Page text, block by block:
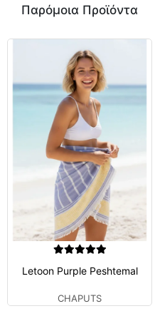
Παρόμοια Προϊόντα
Letoon Purple Peshtemal
CHAPUTS